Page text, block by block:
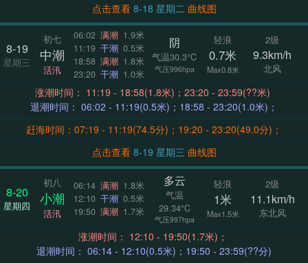
点击查看
8-18 星期二 曲线图
8-19
星期三
初七
中潮
活汛
06:02 满潮 1.9米
11:19 干潮 0.5米
18:58 满潮 1.8米
23:20 干潮 1.0米
阴
气温30.3°C
气压996hpa
轻浪
0.7米
Max0.8米
2级
9.3km/h
北风
涨潮时间： 11:19 - 18:58(1.8米)；23:20 - 23:59(??米)
退潮时间： 06:02 - 11:19(0.5米)；18:58 - 23:20(1.0米)；
赶海时间：07:19 - 11:19(74.5分)；19:20 - 23:20(49.0分)；
点击查看
8-19 星期三 曲线图
8-20
星期四
初八
小潮
活汛
06:14 满潮 1.8米
12:10 干潮 0.5米
19:50 满潮 1.7米
多云
气温
29.34°C
气压997hpa
轻浪
1米
Max1.5米
2级
11.1km/h
东北风
涨潮时间： 12:10 - 19:50(1.7米)；
退潮时间： 06:14 - 12:10(0.5米)；19:50 - 23:59(??分)